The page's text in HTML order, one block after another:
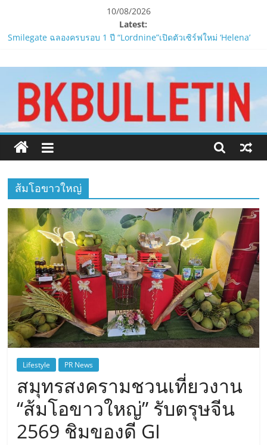
content
10/08/2026
Latest:
Smilegate ฉลองครบรอบ 1 ปี “Lordnine”เปิดตัวเซิร์ฟใหม่ ‘Helena’
PIPPER STANDARD® เปิดตัวแชมพูอาบน้ำ และ โฟมอาบแห้งสัตว์
เลี้ยง
ห้ามพลาด! Smilegate เปิดตัว ‘เฮเลนา’ เซิร์ฟเวอร์ใหม่ของ
LORDNINE 29 ก.ค. นี้
LORDNINE ครบรอบ 1 ปี! Smilegate เปิด “Helena” เซิร์ฟฯ ใหม่
พร้อมอาวุธเคียวและศึกกิลด์-PvP เดือดครึ่งปีหลัง 2026
เสนอ
ข่าว
ครบ
ทุก
ส้มโอขาวใหญ่
Lifestyle PR News
สมุทรสงครามชวนเที่ยวงาน
“ส้มโอขาวใหญ่” รับตรุษจีน
2569 ชิมของดี GI